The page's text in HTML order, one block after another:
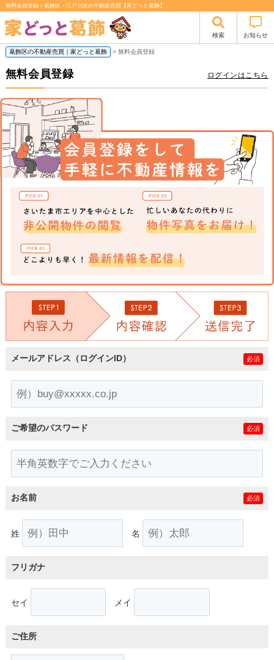
無料会員登録｜葛飾区・江戸川区の不動産売買【家どっと葛飾】
検索 お知らせ
葛飾区の不動産売買｜家どっと葛飾 > 無料会員登録
無料会員登録 ログインはこちら
メールアドレス（ログインID） 必須
ご希望のパスワード 必須
お名前 必須
姓 名
フリガナ
セイ メイ
ご住所